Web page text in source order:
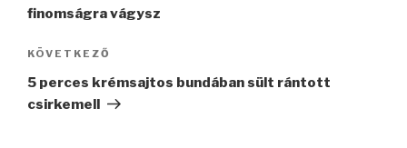
finomságra vágysz
Következő
bejegyzés
KÖVETKEZŐ
5 perces krémsajtos bundában sült rántott
csirkemell